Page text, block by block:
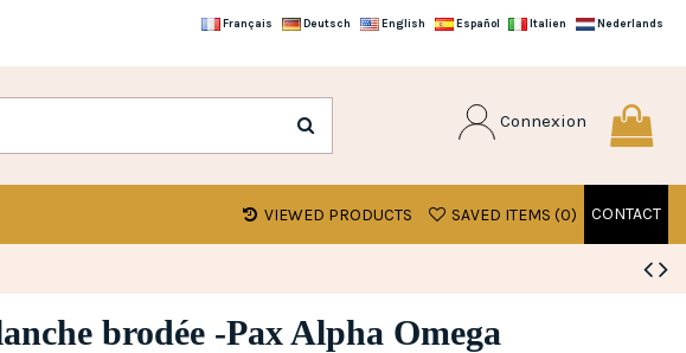
Français Deutsch English Español Italien Nederlands
Connexion
CONTACT
SAVED ITEMS (0)
VIEWED PRODUCTS
brodée -Pax Alpha Omega